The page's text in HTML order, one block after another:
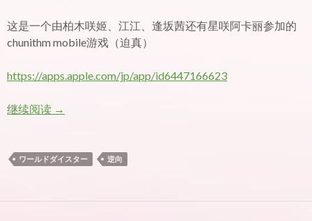
这是一个由柏木咲姬、江江、逢坂茜还有星咲阿卡丽参加的
chunithm mobile游戏（迫真）
https://apps.apple.com/jp/app/id6447166623
继续阅读谱面粗看 – 世界大明星梦幻星辰
→
ワールドダイスター 逆向